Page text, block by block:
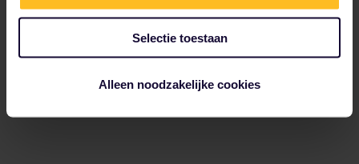
Selectie toestaan
Alleen noodzakelijke cookies